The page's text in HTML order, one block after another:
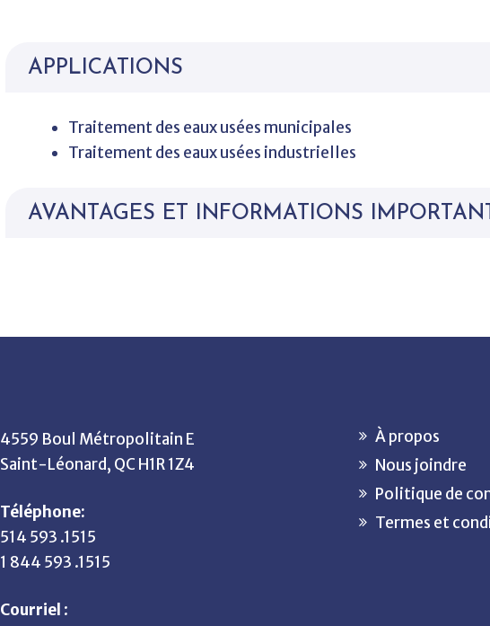
APPLICATIONS
Traitement des eaux usées municipales
Traitement des eaux usées industrielles
AVANTAGES ET INFORMATIONS
4559 Boul Métropolitain E
Saint-Léonard, QC H1R 1Z4
Téléphone:
514 593 .1515
1 844 593 .1515
Courriel :
À propos
Nous joindre
Politique de
Termes et